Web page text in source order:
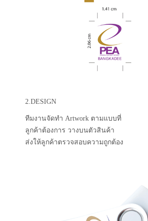
2.DESIGN
ทีมงานจัดทำ Artwork ตามแบบที่
ลูกค้าต้องการ วางบนตัวสินค้า
ส่งให้ลูกค้าตรวจสอบความถูกต้อง